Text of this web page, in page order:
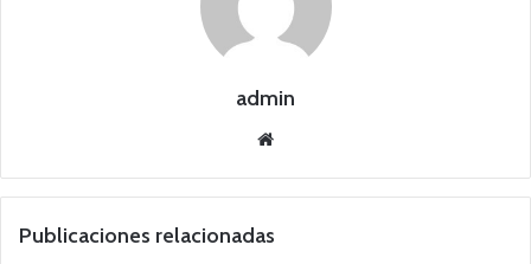
admin
we
Publicaciones relacionadas